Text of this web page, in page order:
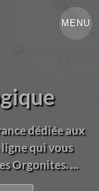
MENU
dédiée aux
qui vous
Orgonites. ...